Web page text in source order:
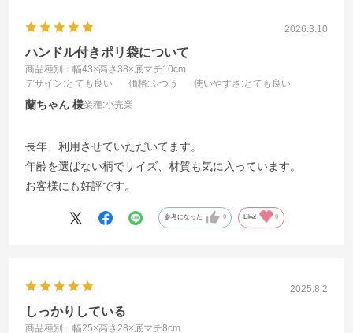
2026.3.10
ハンドル付きポリ袋について
商品種別：幅43×高さ38×底マチ10cm
デザイン:とても良い 価格:ふつう 使いやすさ :とても良い
蘭ちゃん 業種:小売業
長年、利用させていただいてます。
年齢を選ばない柄でサイズ、材質も気に入っています。
お客様にも好評です。
参考になった 0 Like! 0
2025.8.2
しっかりしている
商品種別：幅25×高さ28×底マチ8cm